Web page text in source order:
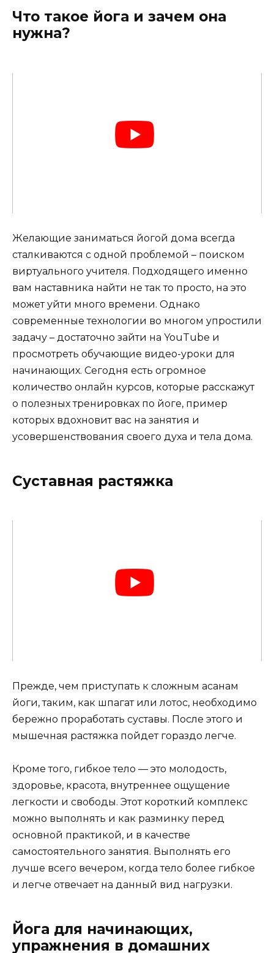
Что такое йога и зачем она
нужна?
Желающие заниматься йогой дома всегда
сталкиваются с одной проблемой – поиском
виртуального учителя. Подходящего именно
вам наставника найти не так то просто, на это
может уйти много времени. Однако
современные технологии во многом упростили
задачу – достаточно зайти на YouTube и
просмотреть обучающие видео-уроки для
начинающих. Сегодня есть огромное
количество онлайн курсов, которые расскажут
о полезных тренировках по йоге, пример
которых вдохновит вас на занятия и
усовершенствования своего духа и тела дома.
Суставная растяжка
Прежде, чем приступать к сложным асанам
йоги, таким, как шпагат или лотос, необходимо
бережно проработать суставы. После этого и
мышечная растяжка пойдет гораздо легче.
Кроме того, гибкое тело — это молодость,
здоровье, красота, внутреннее ощущение
легкости и свободы. Этот короткий комплекс
можно выполнять и как разминку перед
основной практикой, и в качестве
самостоятельного занятия. Выполнять его
лучше всего вечером, когда тело более гибкое
и легче отвечает на данный вид нагрузки.
Йога для начинающих,
упражнения в домашних